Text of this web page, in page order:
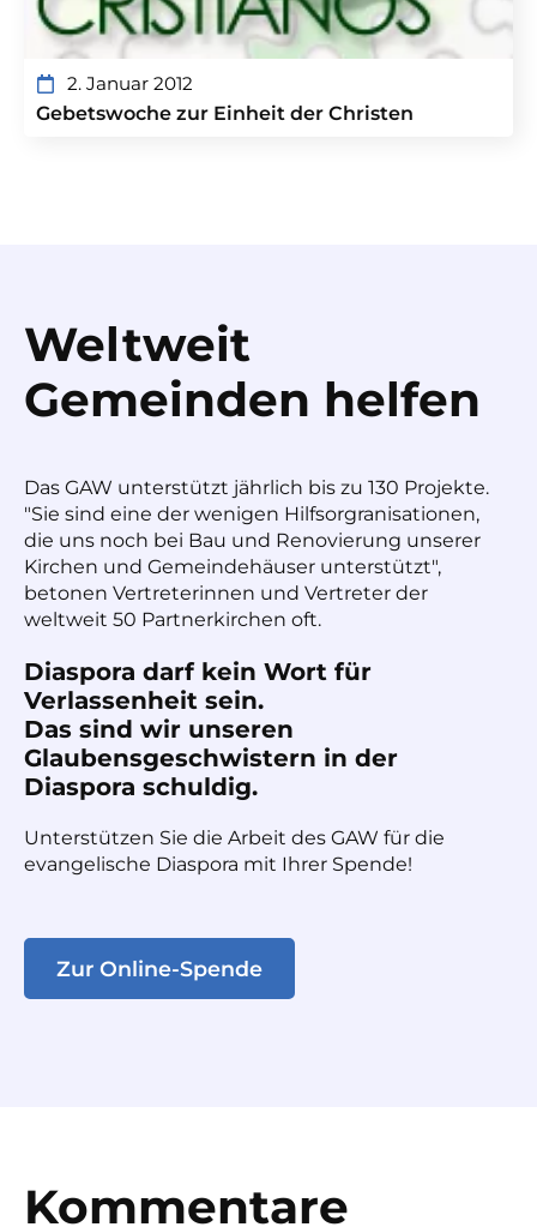
2. Januar 2012
Gebetswoche zur Einheit der Christen
Weltweit
Gemeinden helfen
Das GAW unterstützt jährlich bis zu 130 Projekte.
"Sie sind eine der wenigen Hilfsorgranisationen,
die uns noch bei Bau und Renovierung unserer
Kirchen und Gemeindehäuser unterstützt",
betonen Vertreterinnen und Vertreter der
weltweit 50 Partnerkirchen oft.
Diaspora darf kein Wort für
Verlassenheit sein.
Das sind wir unseren
Glaubensgeschwistern in der
Diaspora schuldig.
Unterstützen Sie die Arbeit des GAW für die
evangelische Diaspora mit Ihrer Spende!
Zur Online-Spende
Kommentare